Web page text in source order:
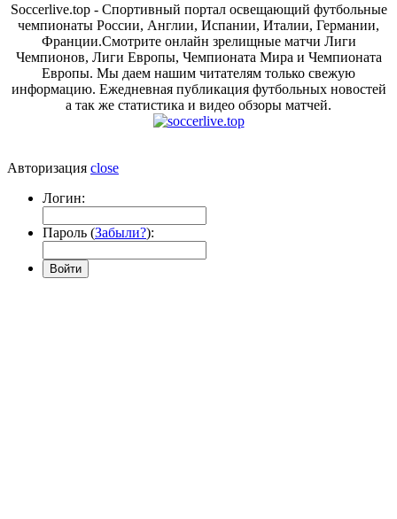
Soccerlive.top - Спортивный портал освещающий футбольные
чемпионаты России, Англии, Испании, Италии, Германии,
Франции.Смотрите онлайн зрелищные матчи Лиги
Чемпионов, Лиги Европы, Чемпионата Мира и Чемпионата
Европы. Мы даем нашим читателям только свежую
информацию. Ежедневная публикация футбольных новостей
а так же статистика и видео обзоры матчей.
Авторизация close
Логин:
Пароль (Забыли?):
Войти